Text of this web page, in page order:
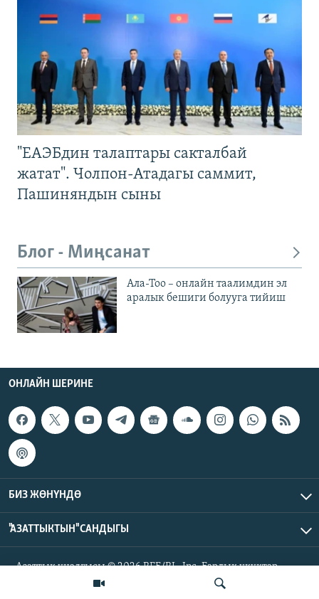
"ЕАЭБдин талаптары сакталбай
жатат". Чолпон-Атадагы саммит,
Пашиняндын сыны
Блог - Миңсанат
Ала-Тоо – онлайн таалимдин эл
аралык бешиги болууга тийиш
ОНЛАЙН ШЕРИНЕ
БИЗ ЖӨНҮНДӨ
"АЗАТТЫКТЫН" САНДЫГЫ
Азаттык үналгысы © 2026 RFE/RL, Inc. Бардык укуктар